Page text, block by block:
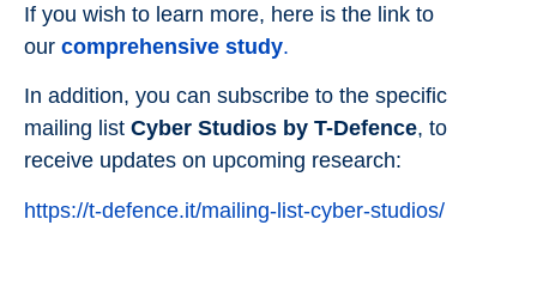
If you wish to learn more, here is the link to
our comprehensive study.
In addition, you can subscribe to the specific
mailing list Cyber Studios by T-Defence, to
receive updates on upcoming research:
https://t-defence.it/mailing-list-cyber-studios/